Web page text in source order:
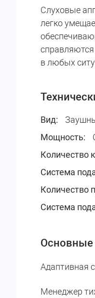
Слуховые
легко
справляются
в любых
Вид:
Мощность:
Количество
Система
Количество
Система
Основные
Адаптивная
Менеджер